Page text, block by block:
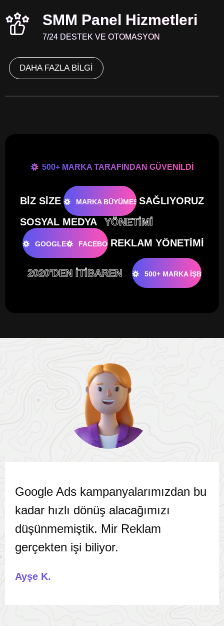
SMM Panel Hizmetleri
7/24 DESTEK VE OTOMASYON
DAHA FAZLA BİLGİ
500+ MARKA TARAFINDAN GÜVENİLDİ
BİZ SİZE MARKA BÜYÜMESİ İÇERİK ÜRETİMİ
SAĞLIYORUZ
SOSYAL MEDYA
YÖNETİMİ
GOOGLE FACEBOOK INSTAGRAM
REKLAM YÖNETİMİ
2020'DEN İTİBAREN 500+ MARKA İŞBİRLİĞİ
Google Ads kampanyalarımızdan bu
kadar hızlı dönüş alacağımızı
düşünmemiştik. Mir Reklam
gerçekten işi biliyor.
Ayşe K.